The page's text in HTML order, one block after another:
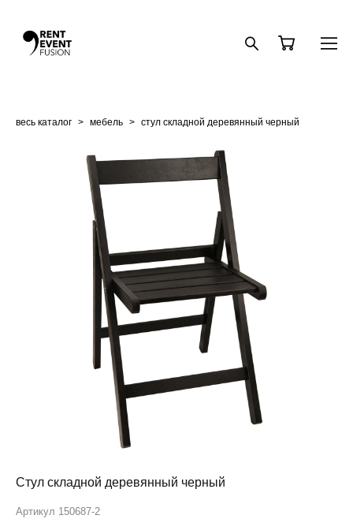
весь каталог > мебель > стул складной деревянный черный
Стул складной деревянный черный
Артикул 150687-2